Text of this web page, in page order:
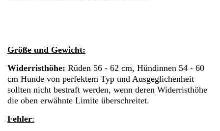
Größe und Gewicht:
Widerristhöhe: Rüden 56 - 62 cm, Hündinnen 54 - 60
cm Hunde von perfektem Typ und Ausgeglichenheit
sollten nicht bestraft werden, wenn deren Widerristhöhe
die oben erwähnte Limite überschreitet.
Fehler: